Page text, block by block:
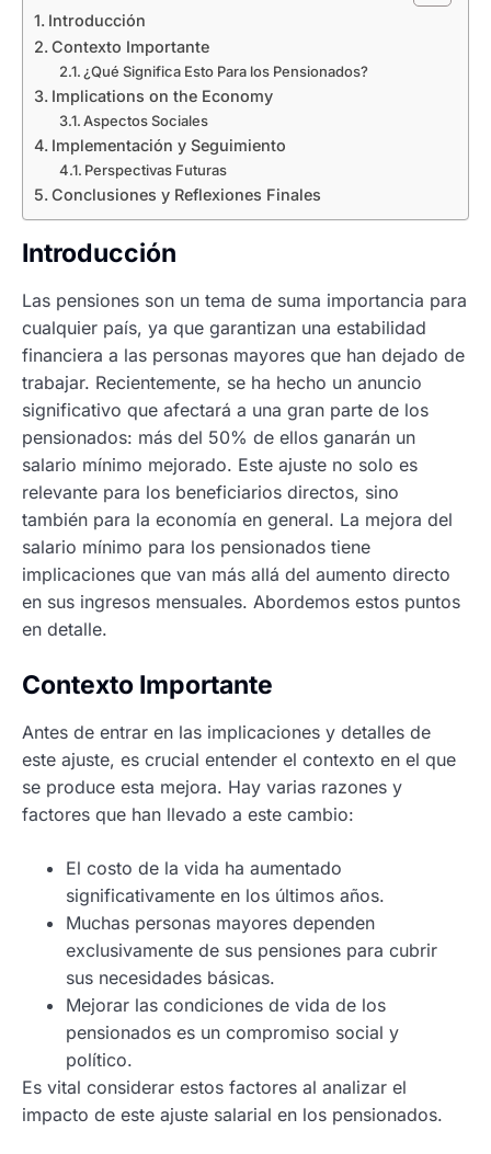
Introducción
Contexto Importante
¿Qué Significa Esto Para los Pensionados?
Implications on the Economy
Aspectos Sociales
Implementación y Seguimiento
Perspectivas Futuras
Conclusiones y Reflexiones Finales
Introducción
Las pensiones son un tema de suma importancia para
cualquier país, ya que garantizan una estabilidad
financiera a las personas mayores que han dejado de
trabajar. Recientemente, se ha hecho un anuncio
significativo que afectará a una gran parte de los
pensionados: más del 50% de ellos ganarán un
salario mínimo mejorado. Este ajuste no solo es
relevante para los beneficiarios directos, sino
también para la economía en general. La mejora del
salario mínimo para los pensionados tiene
implicaciones que van más allá del aumento directo
en sus ingresos mensuales. Abordemos estos puntos
en detalle.
Contexto Importante
Antes de entrar en las implicaciones y detalles de
este ajuste, es crucial entender el contexto en el que
se produce esta mejora. Hay varias razones y
factores que han llevado a este cambio:
El costo de la vida ha aumentado
significativamente en los últimos años.
Muchas personas mayores dependen
exclusivamente de sus pensiones para cubrir
sus necesidades básicas.
Mejorar las condiciones de vida de los
pensionados es un compromiso social y
político.
Es vital considerar estos factores al analizar el
impacto de este ajuste salarial en los pensionados.